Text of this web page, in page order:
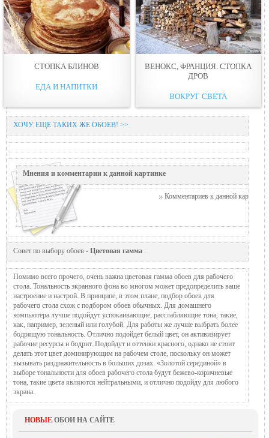
СТОПКА БЛИНОВ
ЕДА И НАПИТКИ
ВЕНОКС, ФРАНЦИЯ. СТОПКА
ДРОВ
ВОКРУГ СВЕТА
ХОЧУ ЕЩЕ ТАКИХ ЖЕ ОБОЕВ! >>
Мнения и комментарии к данной картинке
Комментариев к данной картинке
Совет по выбору обоев - Цветовая гамма :
Помимо всего прочего, очень важна цветовая гамма обоев для рабочего
стола. Тональность экранного фона во многом может предопределить ваше
настроение и настрой. В принципе, в этом плане, подбор обоев для
рабочего стола схож с подбором обоев обычных. Для домашнего
компьютера лучше подойдут успокаивающие, расслабляющие тона, такие,
как, например, зеленый или голубой. Для работы же лучше выбрать более
бодрящую тональность. Отлично подойдет белый цвет, он активизирует
рабочие ресурсы и бодрит. Подойдут и оттенки красного, однако не стоит
делать этот цвет доминирующим на рабочем столе, поскольку он может
вызывать раздражительность в больших дозах. «Золотой серединой» в
выборе тональности для обоев рабочего стола будут бежево-коричневые
тона, такие цвета являются нейтральными, и отлично подойду для любого
экрана.
НОВЫЕ ОБОИ НА САЙТЕ